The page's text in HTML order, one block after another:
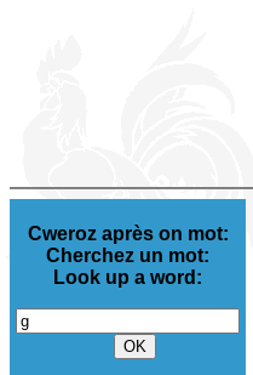
Cweroz après on mot:
Cherchez un mot:
Look up a word: